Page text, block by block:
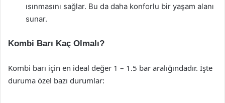
ısınmasını sağlar. Bu da daha konforlu bir yaşam alanı
sunar.
Kombi Barı Kaç Olmalı?
Kombi barı için en ideal değer 1 – 1.5 bar aralığındadır. İşte
duruma özel bazı durumlar: